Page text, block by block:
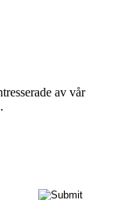
av vår